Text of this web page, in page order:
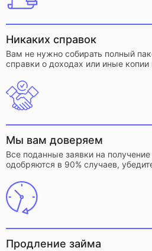
Никаких справок
Вам не нужно собирать полный
справки о доходах или иные копии
Мы вам доверяем
Все поданные заявки на
одобряются в 90% случаев,
Продление займа